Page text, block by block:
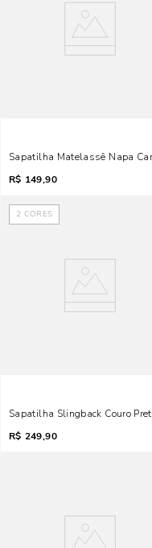
Sapatilha Matelassê Napa
R$ 149,90
2 CORES
Sapatilha Slingback Couro
R$ 249,90